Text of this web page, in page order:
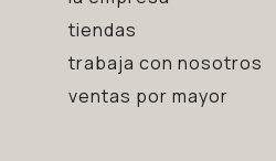
tiendas
trabaja con nosotros
ventas por mayor